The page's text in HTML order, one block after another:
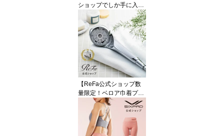
ショップでしか手に入ら
ないベロア巾着プレゼン
ト／ コンパクト 速乾 ド
ライヤー まとまる ツヤ
髪 S+ リファ ビューテッ
ク ドライヤーS+ リファ
公式店 ReFa センシング
プログラム ギフト ReFa
S+ ヘア プレゼント ギフ
ト 誕生日 夏のヘアケア
MTG
【ReFa公式ショップ数
量限定！ベロア巾着プレ
ゼント】＼国内マーケッ
トシェアNo.1／公式 リ
ファ シャワーヘッド リ
ファ ファインバブル U